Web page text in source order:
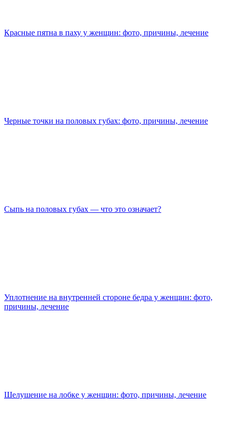
Красные пятна в паху у женщин: фото, причины, лечение
Черные точки на половых губах: фото, причины, лечение
Сыпь на половых губах — что это означает?
Уплотнение на внутренней стороне бедра у женщин: фото,
причины, лечение
Шелушение на лобке у женщин: фото, причины, лечение